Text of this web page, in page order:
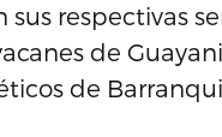
respectivas
de
de